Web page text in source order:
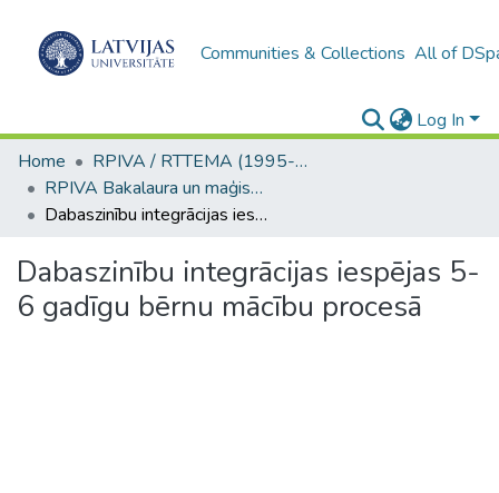
Communities & Collections All of
Log In
Home
RPIVA / RTTEMA (1995-2016)
RPIVA Bakalaura un maģistra darbi / RTTEMA Bachelor's and Master's theses (1995-2017)
Dabaszinību integrācijas iespējas 5- 6 gadīgu bērnu mācību procesā
Dabaszinību integrācijas iespējas 5-
6 gadīgu bērnu mācību procesā